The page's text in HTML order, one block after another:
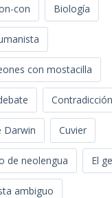
con Biología
con mostacilla
Contradicción
Darwin Cuvier
de neolengua El
ambiguo